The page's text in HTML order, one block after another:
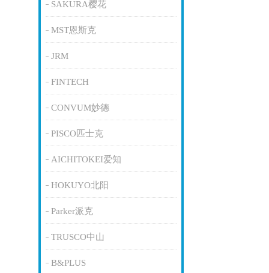
SAKURA樱花
MST恩斯克
JRM
FINTECH
CONVUM妙德
PISCO匹士克
AICHITOKEI爱知
HOKUYO北阳
Parker派克
TRUSCO中山
B&PLUS